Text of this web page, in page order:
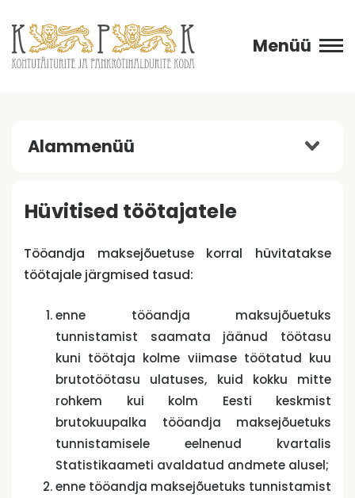
Menüü
Alammenüü
Hüvitised töötajatele
Tööandja maksejõuetuse korral hüvitatakse
töötajale järgmised tasud:
enne tööandja maksujõuetuks
tunnistamist saamata jäänud töötasu
kuni töötaja kolme viimase töötatud kuu
brutotöötasu ulatuses, kuid kokku mitte
rohkem kui kolm Eesti keskmist
brutokuupalka tööandja maksejõuetuks
tunnistamisele eelnenud kvartalis
Statistikaameti avaldatud andmete alusel;
enne tööandja maksejõuetuks tunnistamist